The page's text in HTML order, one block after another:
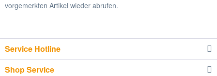
vorgemerkten Artikel wieder abrufen.
Service Hotline
Shop Service